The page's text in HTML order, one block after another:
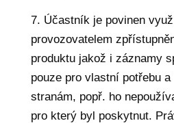
7. Účastník je povinen
provozovatelem
produktu jakož i záznamy
pouze pro vlastní potřebu
stranám, popř. ho
pro který byl poskytnut.